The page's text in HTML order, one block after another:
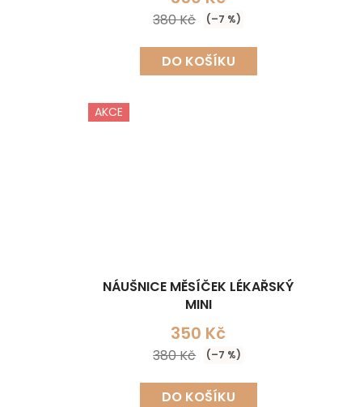
380 Kč (–7 %)
DO KOŠÍKU
AKCE
NÁUŠNICE MĚSÍČEK LÉKAŘSKÝ
MINI
350 Kč
380 Kč (–7 %)
DO KOŠÍKU